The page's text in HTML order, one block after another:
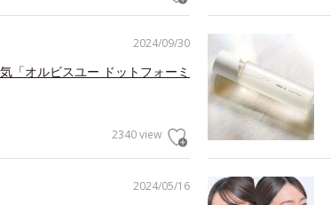
2024/09/30
「オルビスユー ドットフォーミ
2340 view
2024/05/16